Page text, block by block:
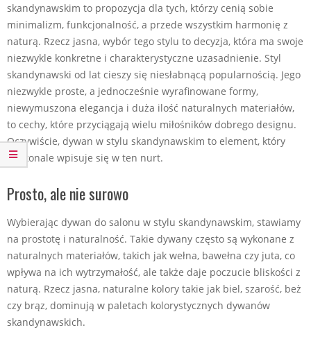
skandynawskim to propozycja dla tych, którzy cenią sobie
minimalizm, funkcjonalność, a przede wszystkim harmonię z
naturą. Rzecz jasna, wybór tego stylu to decyzja, która ma swoje
niezwykle konkretne i charakterystyczne uzasadnienie. Styl
skandynawski od lat cieszy się niesłabnącą popularnością. Jego
niezwykle proste, a jednocześnie wyrafinowane formy,
niewymuszona elegancja i duża ilość naturalnych materiałów,
to cechy, które przyciągają wielu miłośników dobrego designu.
Oczywiście, dywan w stylu skandynawskim to element, który
doskonale wpisuje się w ten nurt.
Prosto, ale nie surowo
Wybierając dywan do salonu w stylu skandynawskim, stawiamy
na prostotę i naturalność. Takie dywany często są wykonane z
naturalnych materiałów, takich jak wełna, bawełna czy juta, co
wpływa na ich wytrzymałość, ale także daje poczucie bliskości z
naturą. Rzecz jasna, naturalne kolory takie jak biel, szarość, beż
czy brąz, dominują w paletach kolorystycznych dywanów
skandynawskich.